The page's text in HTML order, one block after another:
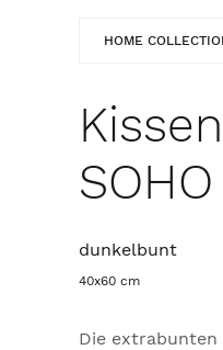
HOME
dunkelbunt
40x60 cm
Die